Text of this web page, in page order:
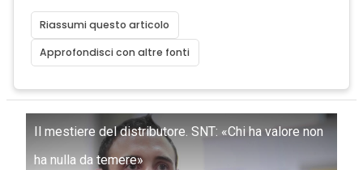
Riassumi questo articolo
Approfondisci con altre fonti
Il mestiere del distributore. SNT: «Chi ha valore non
ha nulla da temere»